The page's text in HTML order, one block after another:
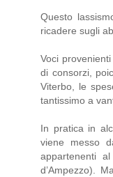
Questo
ricadere sugli
Voci
di consorzi,
Viterbo, le
tantissimo a
In pratica in
viene messo
appartenenti
d’Ampezzo).